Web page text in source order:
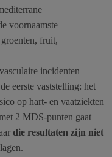
voornaamste
fruit,
incidenten
eerste vaststelling: het
op hart- en vaatziekten
2 MDS-punten gaat
die resultaten zijn niet